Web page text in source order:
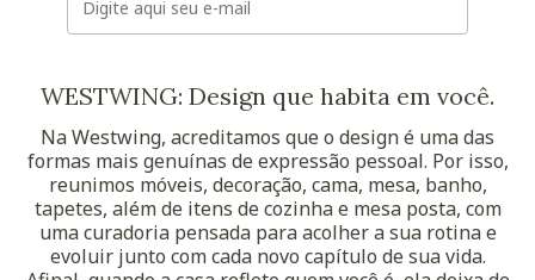
WESTWING: Design que habita em você.
Na Westwing, acreditamos que o design é uma das
formas mais genuínas de expressão pessoal. Por isso,
reunimos móveis, decoração, cama, mesa, banho,
tapetes, além de itens de cozinha e mesa posta, com
uma curadoria pensada para acolher a sua rotina e
evoluir junto com cada novo capítulo de sua vida.